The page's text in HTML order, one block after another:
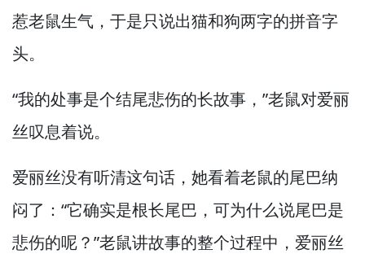
惹老鼠生气， 于是只说出猫和狗两字的拼音字
头。
“我的处事是个结尾悲伤的长故事，”老鼠对爱丽
丝叹息着说。
爱丽丝没有听清这句话， 她看着老鼠的尾巴纳
闷了：“它确实是根长尾巴， 可为什么说尾巴是
悲伤的呢？”老鼠讲故事的整个过程中， 爱丽丝